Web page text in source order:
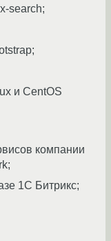
search;
и CentOS
компании
1С Битрикс;